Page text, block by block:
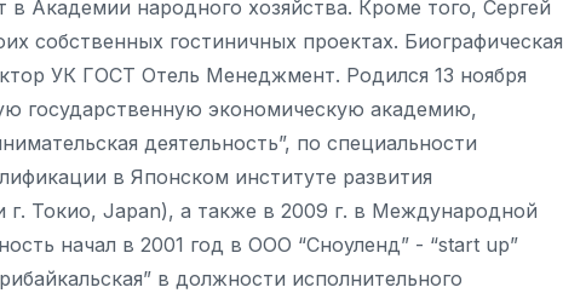
Академии народного хозяйства. Кроме того, Сергей
собственных гостиничных проектах. Биографическая
УК ГОСТ Отель Менеджмент. Родился 13 ноября
государственную экономическую академию,
деятельность”, по специальности
в Японском институте развития
Токио, Japan), а также в 2009 г. в Международной
начал в 2001 год в ООО “Сноуленд” - “start up”
в должности исполнительного